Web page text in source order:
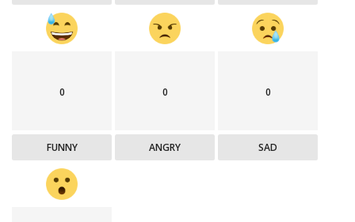
0
FUNNY
0
ANGRY
0
SAD